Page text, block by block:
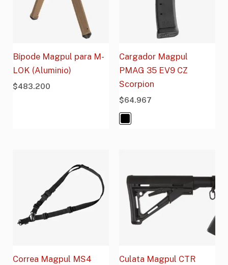
Bípode Magpul para M-
LOK (Aluminio)
$483.200
Cargador Magpul
PMAG 35 EV9 CZ
Scorpion
$64.967
Correa Magpul MS4
Culata Magpul CTR